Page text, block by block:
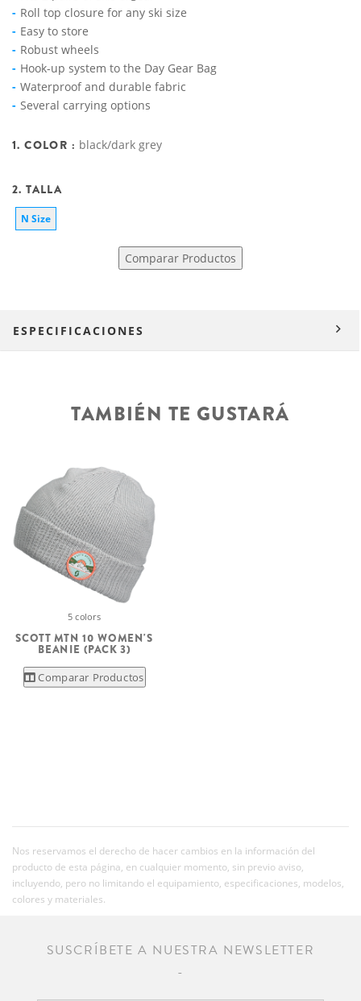
Roll top closure for any ski size
Easy to store
Robust wheels
Hook-up system to the Day Gear Bag
Waterproof and durable fabric
Several carrying options
1. COLOR : black/dark grey
2. TALLA
N Size
Comparar Productos
ESPECIFICACIONES
TAMBIÉN TE GUSTARÁ
5 colors
SCOTT MTN 10 WOMEN'S
BEANIE (PACK 3)
Comparar Productos
Nos reservamos el derecho de hacer cambios en la información del
producto de esta página, en cualquier momento, sin previo aviso,
incluyendo, pero no limitando el equipamiento, especificaciones, modelos,
colores y materiales.
SUSCRÍBETE A NUESTRA NEWSLETTER